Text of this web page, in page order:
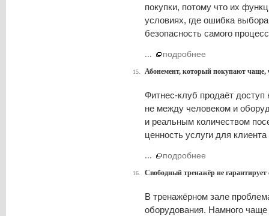
покупки, потому что их
условиях, где ошибка
безопасность самого
... подробнее
15. Абонемент, который покупают чаще,
Фитнес-клуб продаёт доступ
не между человеком и
и реальным количеством
ценность услуги для
... подробнее
16. Свободный тренажёр не гарантирует
В тренажёрном зале
оборудования. Намного чаще